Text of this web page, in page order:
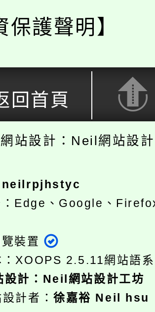
保護聲明】
回首頁
網站設計：Neil網站設
neilrpjhstyc
：Edge、Google、
裝置
XOOPS 2.5.11網站語
設計 ： Neil網站設計工坊
計者：徐嘉裕 Neil hsu